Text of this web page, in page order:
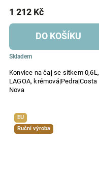
Konvice na čaj se sítkem 0,6L,
LAGOA, krémová|Pedra|Costa
Nova
Skladem
1 212 Kč
DO KOŠÍKU
EU
Ruční výroba